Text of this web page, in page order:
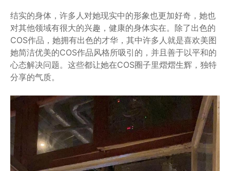
结实的身体，许多人对她现实中的形象也更加好奇，她也
对其他领域有很大的兴趣，健康的身体实在。除了出色的
COS作品，她拥有出色的才华，其中许多人就是喜欢美图
她简洁优美的COS作品风格所吸引的，并且善于以平和的
心态解决问题。这些都让她在COS圈子里熠熠生辉，独特
分享的气质。